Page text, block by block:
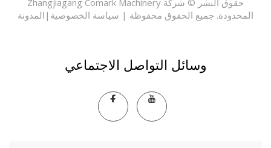
جميع الحقوق محفوظة |سياسة الخصوصية|المدونة
وسائل التواصل الاجتماعي